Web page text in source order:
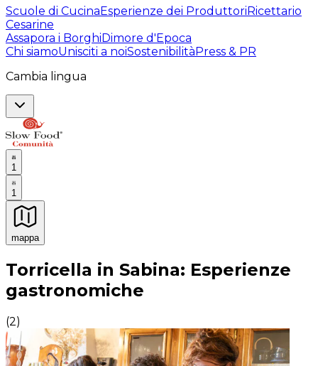
Scuole di CucinaEsperienze dei ProduttoriRicettario
Cesarine
Assapora i BorghiDimore d'Epoca
Chi siamoUnisciti a noiSostenibilitàPress & PR
Cambia lingua
1
1
mappa
Esperienze culinarie indimenticabili: Esperienze
Torricella in Sabina: Esperienze
gastronomiche
(2)